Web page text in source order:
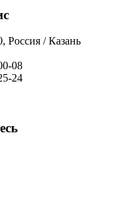
Россия / Казань
08
24